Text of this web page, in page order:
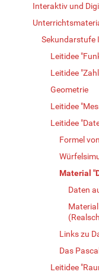
Interaktiv und
Sekundarstufe I
Leitidee
Leitidee
Geometrie
Leitidee
Leitidee
Formel
Material
Daten
Links zu
Das
Leitidee